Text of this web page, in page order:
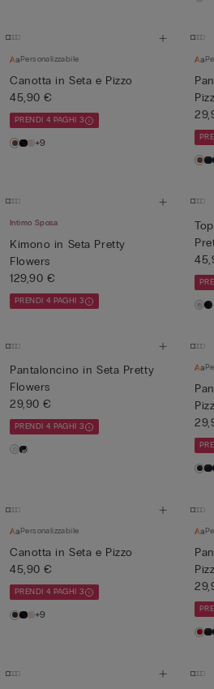
Personalizzabile
Canotta in Seta e Pizzo
45,90 €
PRENDI 4 PAGHI 3
+9
Intimo Sposa
Kimono in Seta Pretty
Flowers
129,90 €
PRENDI 4 PAGHI 3
Pantaloncino in Seta Pretty
Flowers
29,90 €
PRENDI 4 PAGHI 3
Personalizzabile
Canotta in Seta e Pizzo
45,90 €
PRENDI 4 PAGHI 3
+9